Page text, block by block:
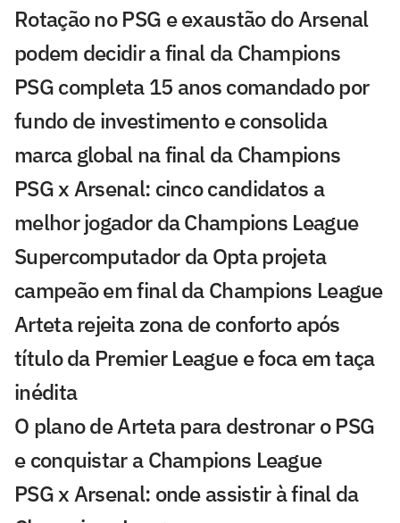
Rotação no PSG e exaustão do Arsenal
podem decidir a final da Champions
PSG completa 15 anos comandado por
fundo de investimento e consolida
marca global na final da Champions
PSG x Arsenal: cinco candidatos a
melhor jogador da Champions League
Supercomputador da Opta projeta
campeão em final da Champions League
Arteta rejeita zona de conforto após
título da Premier League e foca em taça
inédita
O plano de Arteta para destronar o PSG
e conquistar a Champions League
PSG x Arsenal: onde assistir à final da